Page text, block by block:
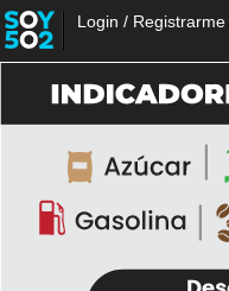
Login / Registrarme